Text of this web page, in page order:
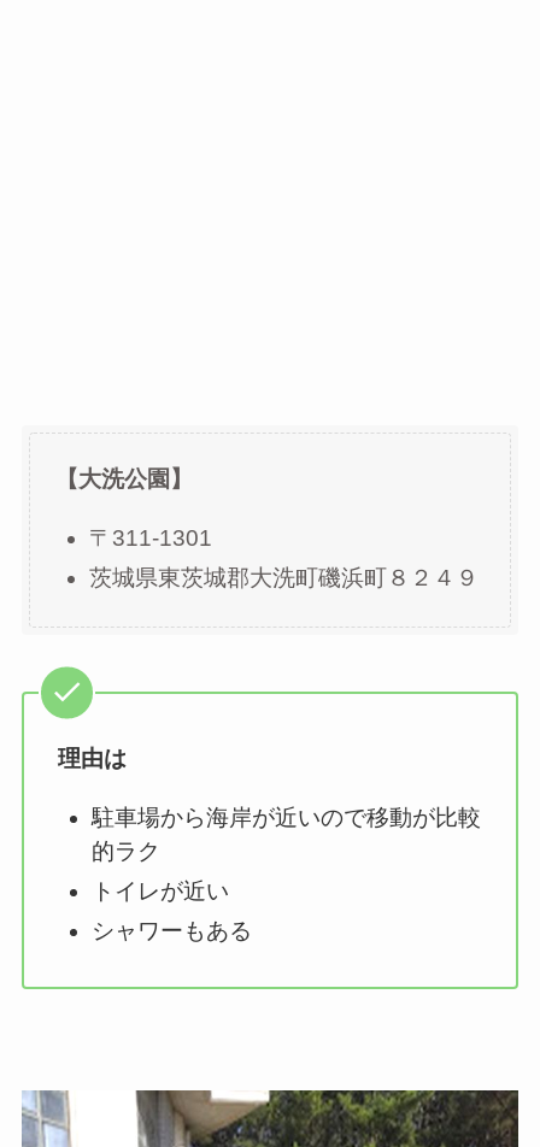
【大洗公園】
〒311-1301
茨城県東茨城郡大洗町磯浜町８２４９
理由は
駐車場から海岸が近いので移動が比較
的ラク
トイレが近い
シャワーもある